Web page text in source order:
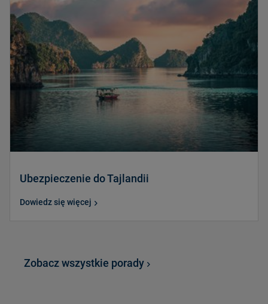
Ubezpieczenie do Tajlandii
Dowiedz się więcej
Zobacz wszystkie porady